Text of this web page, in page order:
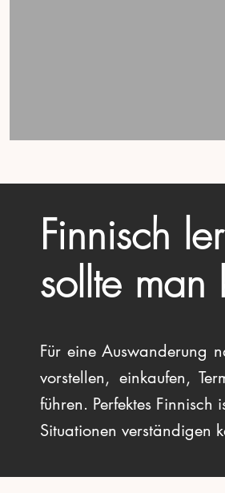
Finnisch
sollte man
Für eine Auswanderung
vorstellen, einkaufen,
führen. Perfektes
Situationen verständigen